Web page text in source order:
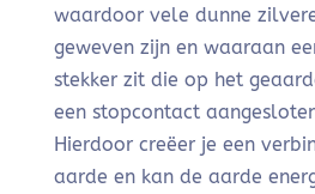
waardoor vele dunne
geweven zijn en waaraan
stekker zit die op het
een stopcontact
Hierdoor creëer je een
aarde en kan de aarde